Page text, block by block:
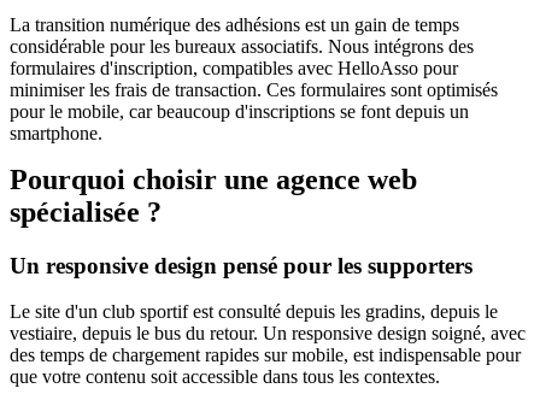
La transition numérique des adhésions est un gain de temps
considérable pour les bureaux associatifs. Nous intégrons des
formulaires d'inscription, compatibles avec HelloAsso pour
minimiser les frais de transaction. Ces formulaires sont optimisés
pour le mobile, car beaucoup d'inscriptions se font depuis un
smartphone.
Pourquoi choisir une agence web
spécialisée ?
Un responsive design pensé pour les supporters
Le site d'un club sportif est consulté depuis les gradins, depuis le
vestiaire, depuis le bus du retour. Un responsive design soigné, avec
des temps de chargement rapides sur mobile, est indispensable pour
que votre contenu soit accessible dans tous les contextes.